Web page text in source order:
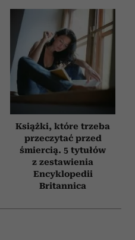
Książki, które trzeba
przeczytać przed
śmiercią. 5 tytułów
z zestawienia
Encyklopedii
Britannica